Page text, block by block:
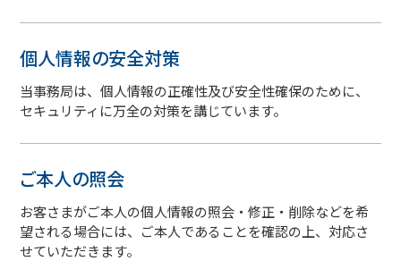
個人情報の安全対策
当事務局は、個人情報の正確性及び安全性確保のために、
セキュリティに万全の対策を講じています。
ご本人の照会
お客さまがご本人の個人情報の照会・修正・削除などを希
望される場合には、ご本人であることを確認の上、対応さ
せていただきます。